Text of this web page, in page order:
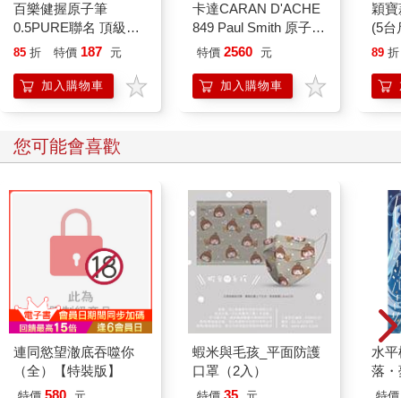
百樂健握原子筆
0.5PURE聯名 頂級白
桃(限量)
85 折 特價 187 元
加入購物車
卡達CARAN D'ACHE
849 Paul Smith 原子筆
ED.5 條紋銀
特價 2560 元
加入購物車
穎
(5台
89 折
您可能會喜歡
連同慾望澈底吞噬你
（全）【特裝版】
蝦米與毛孩_平面防護
口罩（2入）
水
落